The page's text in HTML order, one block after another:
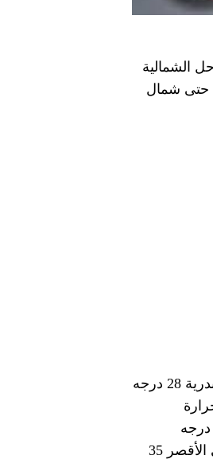
الشمالية
حتى شمال
حيث أن درجات الحراره المتوقعه اليوم في القاهرة 29 درجه للعظمى و 21 درجه للصغرى ودرجات الحرارة المتوقعه في الإسكندرية 28 درجه
ودرجات الحرارة
المتوقعه اليوم في أسوان 35 درجه للعظمى و21 درجه للصغري ودرجات الحرارة المتوقعه في بورسعيد 28 درجه للعظمى و 21 درجه
للصغرى درجات الحرارة المتوقعه في مطروح اليوم 28 درجه للعظمى و 18 درجه للصغرى و درجات الحرارة المتوقعه اليوم في الأقصر 35